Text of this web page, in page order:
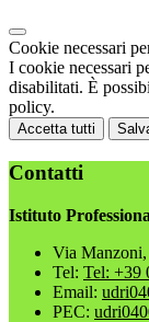
Cookie necessari
I cookie necessari
disabilitati. È
policy.
Accetta tutti
Contatti
Istituto
Via
Tel: Tel: +39
Email:
PEC: